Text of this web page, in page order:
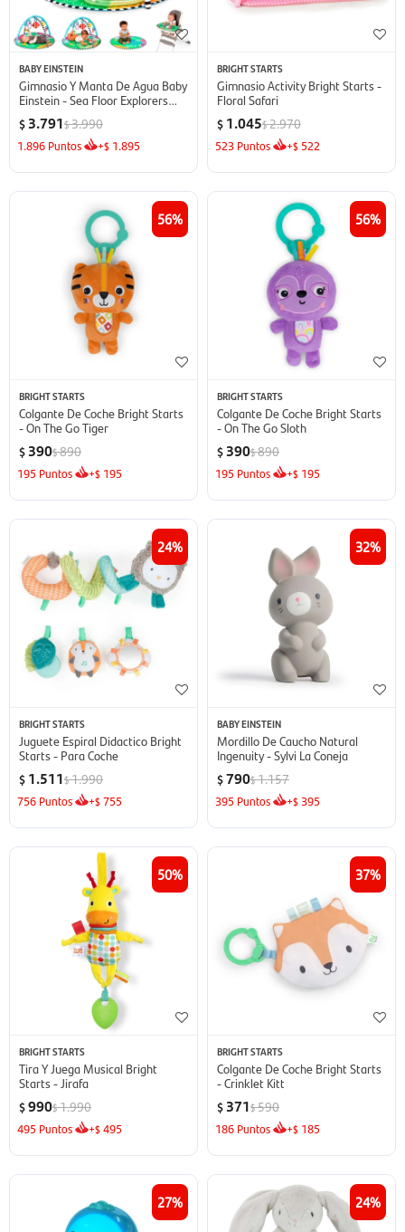
BABY EINSTEIN
Gimnasio Y Manta De Agua Baby
Einstein - Sea Floor Explorers
$ 3.791$3.990
1.896 Puntos +$ 1.895
BRIGHT STARTS
Gimnasio Activity Bright Starts -
Floral Safari
$ 1.045$2.970
523 Puntos +$ 522
56
BRIGHT STARTS
Colgante De Coche Bright Starts
- On The Go Tiger
$ 390$890
195 Puntos +$ 195
56
BRIGHT STARTS
Colgante De Coche Bright Starts
- On The Go Sloth
$ 390$890
195 Puntos +$ 195
24
BRIGHT STARTS
Juguete Espiral Didactico Bright
Starts - Para Coche
$ 1.511$1.990
756 Puntos +$755
32
BABY EINSTEIN
Mordillo De Caucho Natural
Ingenuity - Sylvi La Coneja
$790$1.157
395 Puntos +$ 395
50
BRIGHT STARTS
Tira Y Juega Musical Bright
Starts - Jirafa
$990$1.990
495 Puntos +$495
37
BRIGHT STARTS
Colgante De Coche Bright Starts
- Crinklet Kitt
$ 371$590
186 Puntos +$ 185
27 24